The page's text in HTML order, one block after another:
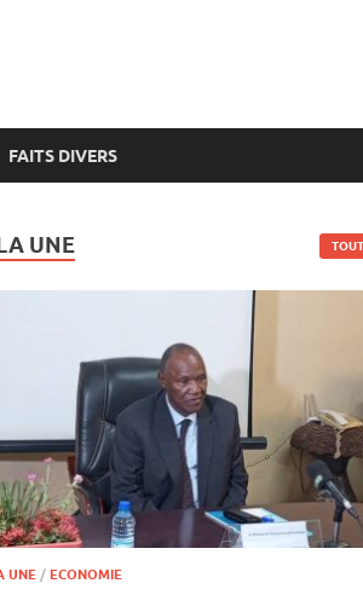
FAITS DIVERS
UNE TOUT..
UNE /ECONOMIE